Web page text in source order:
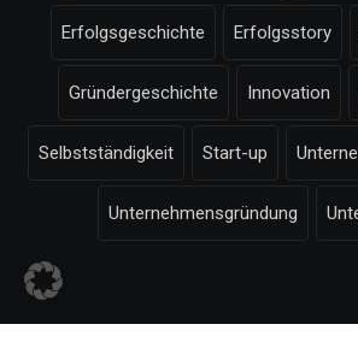
Erfolgsgeschichte Erfolgsstory
Gründergeschichte Innovation
Selbstständigkeit Start-up
Unternehmensgründung